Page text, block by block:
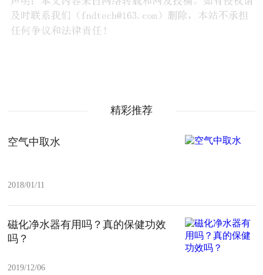
精彩推荐
空气中取水
2018/01/11
磁化净水器有用吗？真的保健功效
吗？
2019/12/06